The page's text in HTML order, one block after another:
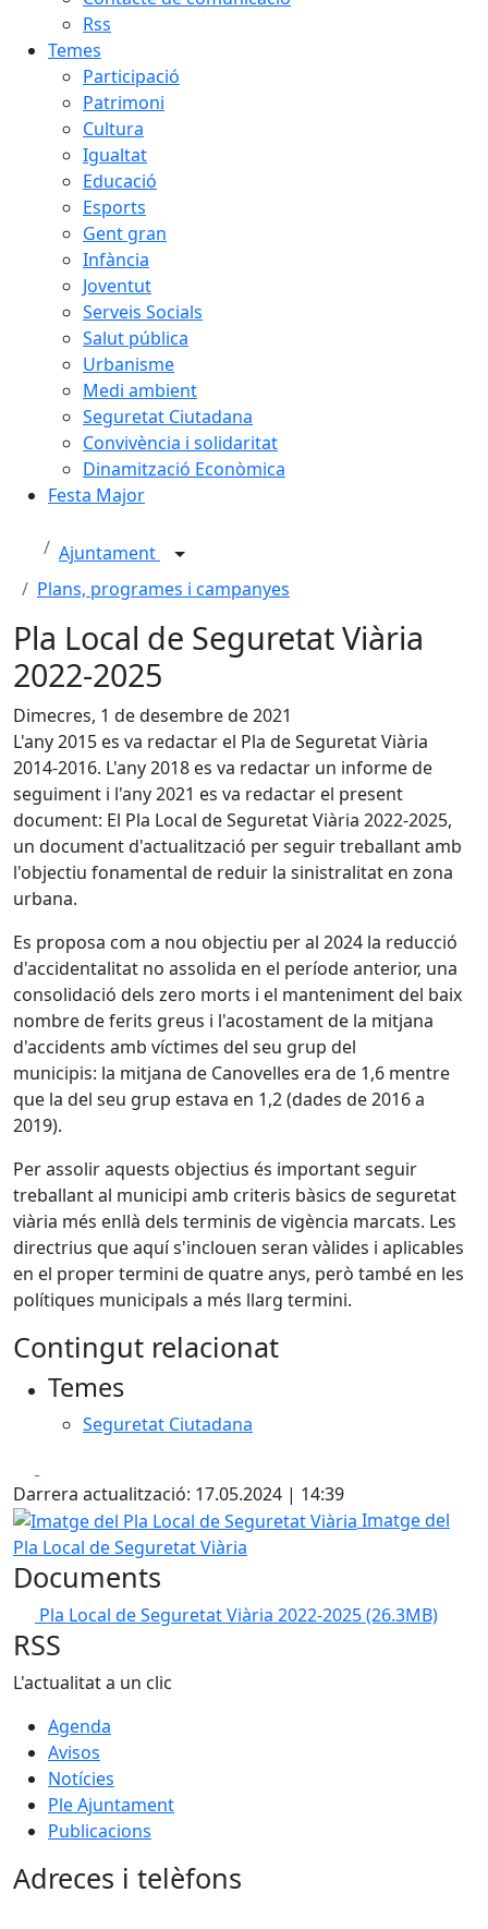
Rss
Temes
Participació
Patrimoni
Cultura
Igualtat
Educació
Esports
Gent gran
Infància
Joventut
Serveis Socials
Salut pública
Urbanisme
Medi ambient
Seguretat Ciutadana
Convivència i solidaritat
Dinamització Econòmica
Festa Major
Ajuntament
Plans, programes i campanyes
Pla Local de Seguretat Viària
2022-2025
Dimecres, 1 de desembre de 2021
L'any 2015 es va redactar el Pla de Seguretat Viària
2014-2016. L'any 2018 es va redactar un informe de
seguiment i l'any 2021 es va redactar el present
document: El Pla Local de Seguretat Viària 2022-2025,
un document d'actualització per seguir treballant amb
l'objectiu fonamental de reduir la sinistralitat en zona
urbana.
Es proposa com a nou objectiu per al 2024 la reducció
d'accidentalitat no assolida en el període anterior, una
consolidació dels zero morts i el manteniment del baix
nombre de ferits greus i l'acostament de la mitjana
d'accidents amb víctimes del seu grup del
municipis: la mitjana de Canovelles era de 1,6 mentre
que la del seu grup estava en 1,2 (dades de 2016 a
2019).
Per assolir aquests objectius és important seguir
treballant al municipi amb criteris bàsics de seguretat
viària més enllà dels terminis de vigència marcats. Les
directrius que aquí s'inclouen seran vàlides i aplicables
en el proper termini de quatre anys, però també en les
polítiques municipals a més llarg termini.
Contingut relacionat
Temes
Seguretat Ciutadana
Darrera actualització: 17.05.2024 | 14:39
Imatge del Pla Local de Seguretat Viària
Imatge del
Pla Local de Seguretat Viària
Documents
Pla Local de Seguretat Viària 2022-2025(26.3MB)
RSS
L'actualitat a un clic
Agenda
Avisos
Notícies
Ple Ajuntament
Publicacions
Adreces i telèfons